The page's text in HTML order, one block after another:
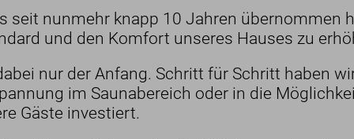
seit nunmehr knapp 10 Jahren übernommen
und den Komfort unseres Hauses zu
nur der Anfang. Schritt für Schritt haben
im Saunabereich oder in die
Gäste investiert.